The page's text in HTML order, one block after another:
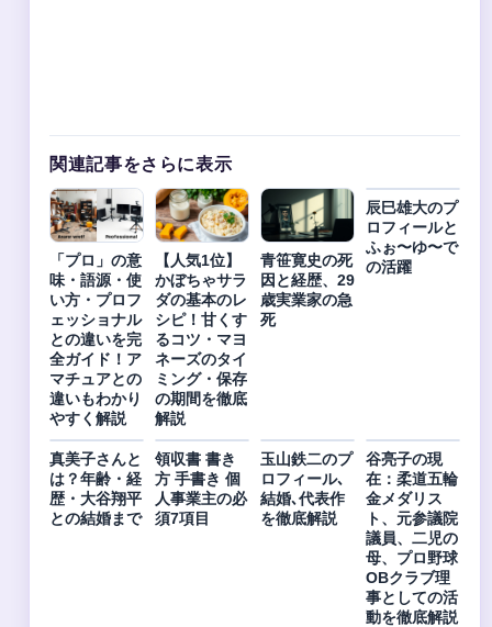
関連記事をさらに表示
「プロ」の意
味・語源・使
い方・プロフ
ェッショナル
との違いを完
全ガイド！ア
マチュアとの
違いもわかり
やすく解説
【人気1位】
かぼちゃサラ
ダの基本のレ
シピ！甘くす
るコツ・マヨ
ネーズのタイ
ミング・保存
の期間を徹底
解説
青笹寛史の死
因と経歴、29
歳実業家の急
死
辰巳雄大のプ
ロフィールと
ふぉ〜ゆ〜で
の活躍
真美子さんと
は？年齢・経
歴・大谷翔平
との結婚まで
領収書 書き
方 手書き 個
人事業主の必
須7項目
玉山鉄二のプ
ロフィール､
結婚､代表作
を徹底解説
谷亮子の現
在：柔道五輪
金メダリス
ト、元参議院
議員、二児の
母、プロ野球
OBクラブ理
事としての活
動を徹底解説